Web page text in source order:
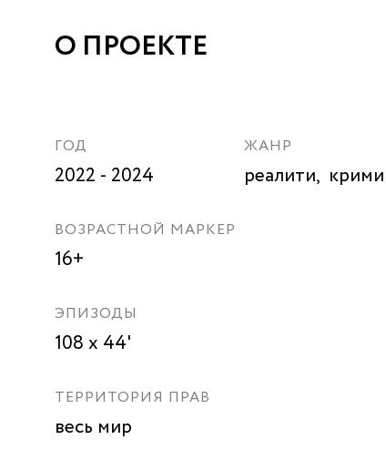
О ПРОЕКТЕ
ГОД
2022 - 2024
ВОЗРАСТНОЙ МАРКЕР
16+
ЭПИЗОДЫ
108 х 44'
ТЕРРИТОРИЯ ПРАВ
весь мир
ЖАНР
реалити,